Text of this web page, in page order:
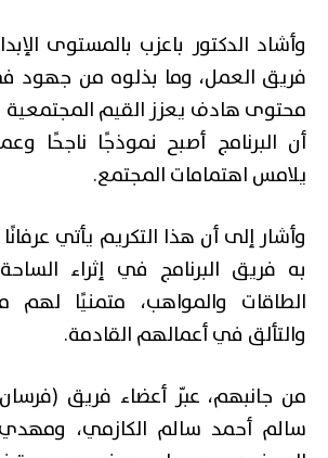
وأشاد الدكتور باعزب بالمستوى
فريق العمل، وما بذلوه من جهود
محتوى هادف يعزز القيم المجتمعية
أن البرنامج أصبح نموذجًا ناجحًا
يلامس اهتمامات المجتمع.
وأشار إلى أن هذا التكريم يأتي
به فريق البرنامج في إثراء الساحة
الطاقات والمواهب، متمنيًا لهم
والتألق في أعمالهم القادمة.
من جانبهم، عبّر أعضاء فريق
سالم أحمد سالم الكازمي، ومهدي